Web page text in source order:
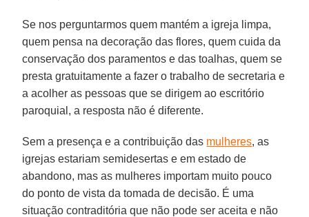
Se nos perguntarmos quem mantém a igreja limpa,
quem pensa na decoração das flores, quem cuida da
conservação dos paramentos e das toalhas, quem se
presta gratuitamente a fazer o trabalho de secretaria e
a acolher as pessoas que se dirigem ao escritório
paroquial, a resposta não é diferente.
Sem a presença e a contribuição das mulheres, as
igrejas estariam semidesertas e em estado de
abandono, mas as mulheres importam muito pouco
do ponto de vista da tomada de decisão. É uma
situação contraditória que não pode ser aceita e não